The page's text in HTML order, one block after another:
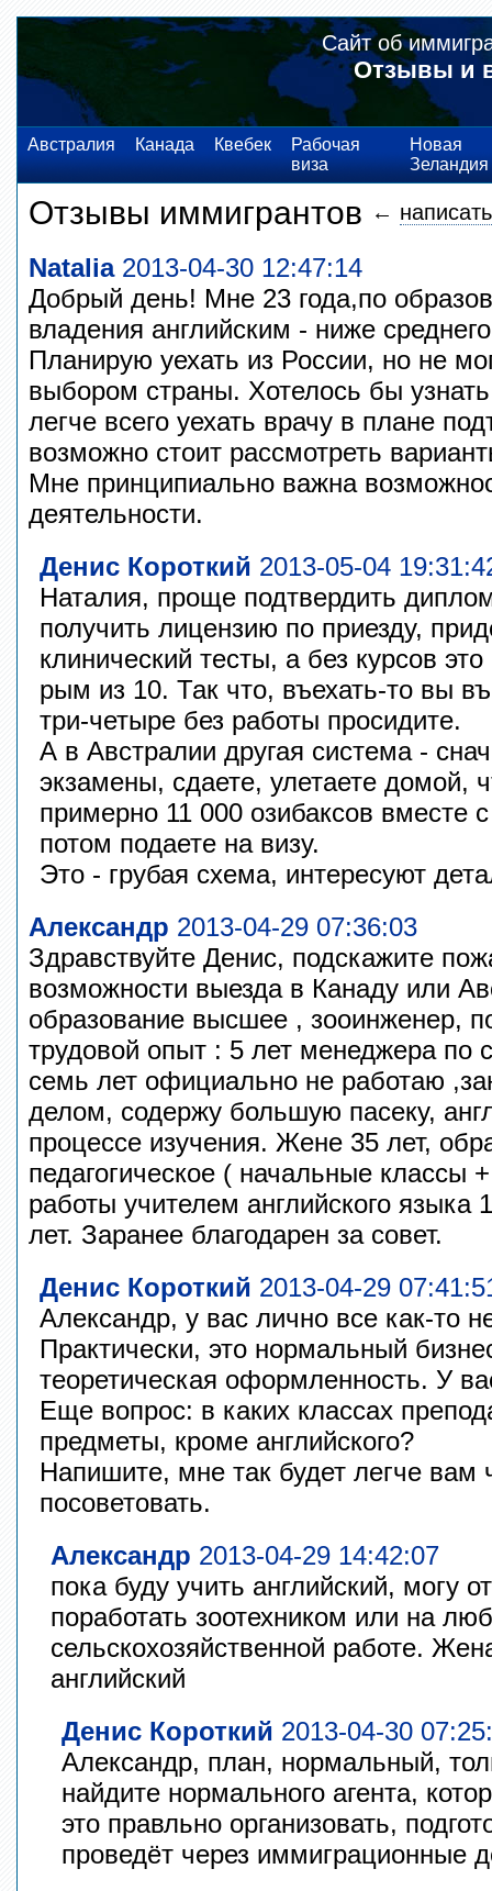
Сайт об
Отзывы и
Австралия Канада Квебек
Рабочая
виза
Новая
Зеландия
Отзывы иммигрантов ←
Natalia2013-04-30 12:47:14
Добрый день! Мне 23 года,по
владения английским - ниже
Планирую уехать из России, но не
выбором страны. Хотелось бы
легче всего уехать врачу в плане
возможно стоит рассмотреть
Мне принципиально важна
деятельности.
Денис Короткий 2013-05-04
Наталия, проще подтвердить
получить лицензию по приезду,
клинический тесты, а без курсов
рым из 10. Так что, въехать-то вы
три-четыре без работы просидите.
А в Австралии другая система -
экзамены, сдаете, улетаете домой,
примерно 11 000 озибаксов вместе
потом подаете на визу.
Это - грубая схема, интересуют
Александр 2013-04-29 07:36:03
Здравствуйте Денис, подскажите
возможности выезда в Канаду или
образование высшее , зооинженер,
трудовой опыт : 5 лет менеджера по
семь лет официально не работаю
делом, содержу большую пасеку,
процессе изучения. Жене 35 лет,
педагогическое ( начальные классы
работы учителем английского языка
лет. Заранее благодарен за совет.
Денис Короткий 2013-04-29
Александр, у вас лично все как-то
Практически, это нормальный
теоретическая оформленность. У
Еще вопрос: в каких классах
предметы, кроме английского?
Напишите, мне так будет легче вам
посоветовать.
Александр 2013-04-29 14:42:07
пока буду учить английский, могу
поработать зоотехником или на
сельскохозяйственной работе.
английский
Денис Короткий 2013-04-30
Александр, план, нормальный,
найдите нормального агента,
это правльно организовать,
проведёт через иммиграционные